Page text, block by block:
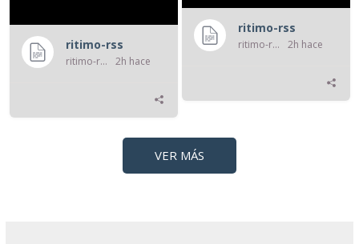
ritimo-rss
ritimo-rss 2h hace
ritimo-rss
ritimo-rss 2h hace
VER MÁS